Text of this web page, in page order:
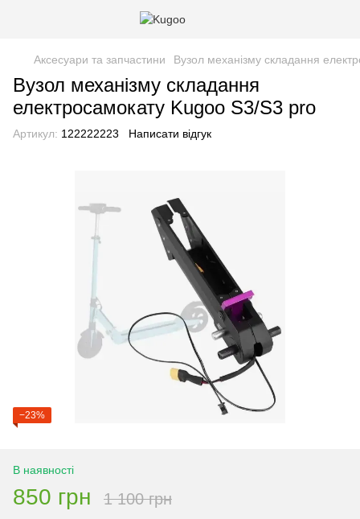
Аксесуари та запчастини Вузол механізму складання
Вузол механізму складання
електросамокату Kugoo S3/S3 pro
Артикул: 122222223 Написати відгук
−23%
В наявності
850 грн 1 100 грн